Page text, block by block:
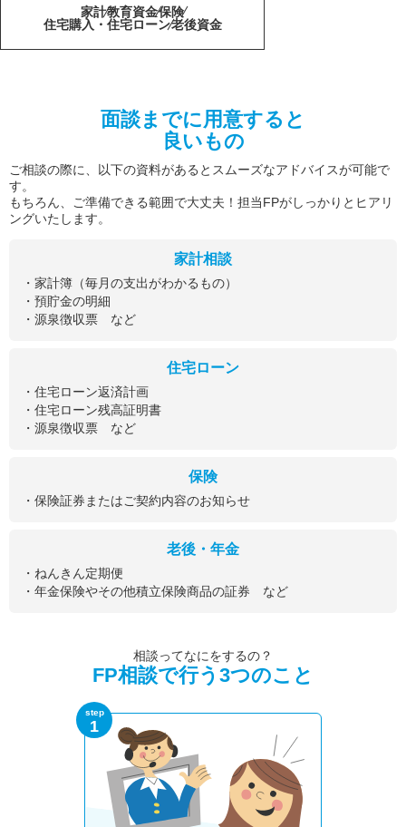
家計教育資金保険
住宅購入・住宅ローン老後資金
面談までに用意すると
良いもの
ご相談の際に、以下の資料があるとスムーズなアドバイスが可能で
す。
もちろん、ご準備できる範囲で大丈夫！担当FPがしっかりとヒアリ
ングいたします。
家計相談
・家計簿（毎月の支出がわかるもの）
・預貯金の明細
・源泉徴収票 など
住宅ローン
・住宅ローン返済計画
・住宅ローン残高証明書
・源泉徴収票 など
保険
・保険証券またはご契約内容のお知らせ
老後・年金
・ねんきん定期便
・年金保険やその他積立保険商品の証券 など
相談ってなにをするの？
FP相談で行う3つのこと
step
1